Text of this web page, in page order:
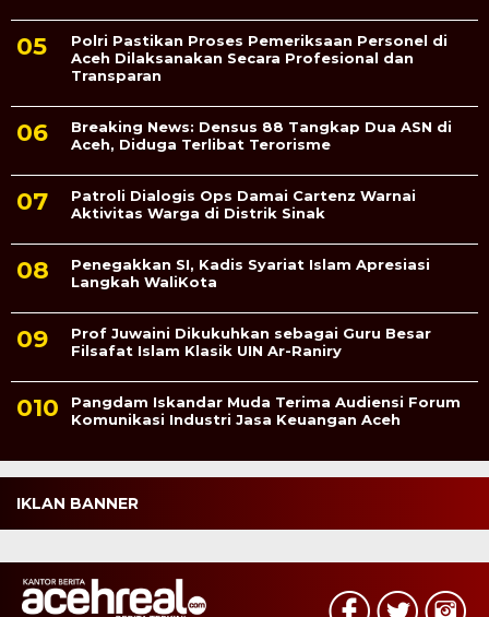
Polri Pastikan Proses Pemeriksaan Personel di
Aceh Dilaksanakan Secara Profesional dan
Transparan
Breaking News: Densus 88 Tangkap Dua ASN di
Aceh, Diduga Terlibat Terorisme
Patroli Dialogis Ops Damai Cartenz Warnai
Aktivitas Warga di Distrik Sinak
Penegakkan SI, Kadis Syariat Islam Apresiasi
Langkah WaliKota
Prof Juwaini Dikukuhkan sebagai Guru Besar
Filsafat Islam Klasik UIN Ar-Raniry
Pangdam Iskandar Muda Terima Audiensi Forum
Komunikasi Industri Jasa Keuangan Aceh
IKLAN BANNER